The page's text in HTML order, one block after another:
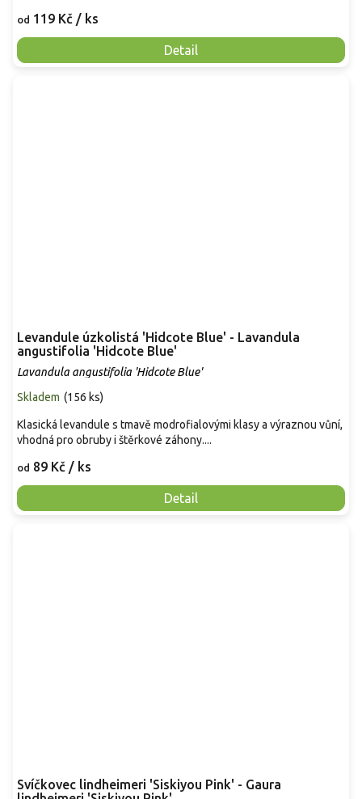
od 119 Kč / ks
Detail
Levandule úzkolistá 'Hidcote Blue' - Lavandula
angustifolia 'Hidcote Blue'
Lavandula angustifolia 'Hidcote Blue'
Skladem (156 ks)
od 89 Kč / ks
Detail
Klasická levandule s tmavě modrofialovými klasy a výraznou vůní,
vhodná pro obruby i štěrkové záhony....
Svíčkovec lindheimeri 'Siskiyou Pink' - Gaura